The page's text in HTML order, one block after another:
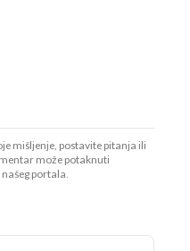
mišljenje, postavite pitanja ili
može potaknuti
portala.